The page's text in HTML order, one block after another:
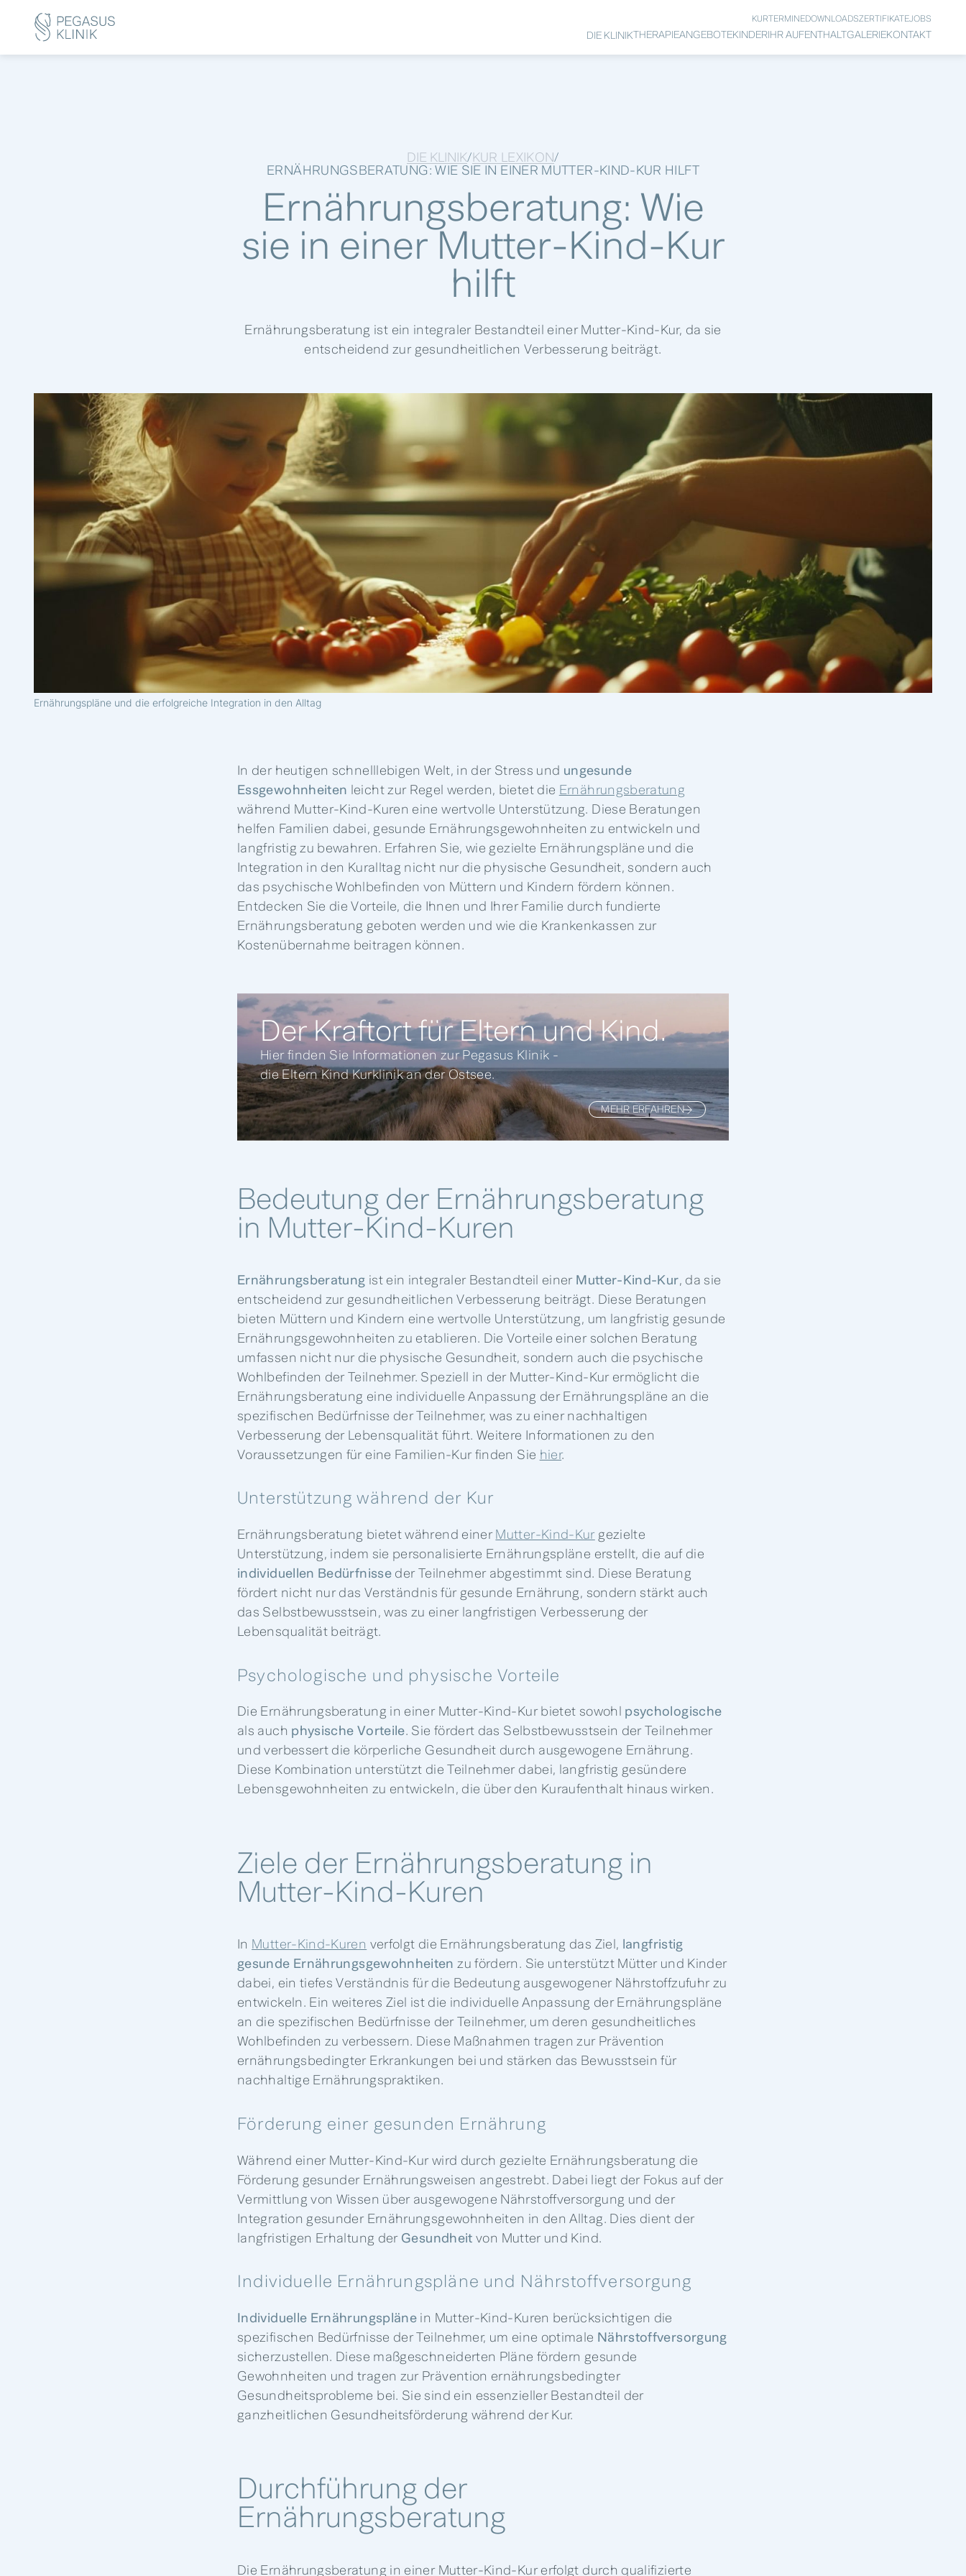
KURTERMINEDOWNLOADSZERTIFIKATEJOBS
DIE KLINIKTHERAPIEANGEBOTEKINDERIHR AUFENTHALTGALERIEKONTAKT
DIE KLINIK/KUR LEXIKON/
ERNÄHRUNGSBERATUNG: WIE SIE IN EINER MUTTER-KIND-KUR HILFT
Ernährungsberatung: Wie
sie in einer Mutter-Kind-Kur
hilft
Ernährungsberatung ist ein integraler Bestandteil einer Mutter-Kind-Kur, da sie
entscheidend zur gesundheitlichen Verbesserung beiträgt.
Ernährungspläne und die erfolgreiche Integration in den Alltag
In der heutigen schnelllebigen Welt, in der Stress und ungesunde
Essgewohnheiten leicht zur Regel werden, bietet die Ernährungsberatung
während Mutter-Kind-Kuren eine wertvolle Unterstützung. Diese Beratungen
helfen Familien dabei, gesunde Ernährungsgewohnheiten zu entwickeln und
langfristig zu bewahren. Erfahren Sie, wie gezielte Ernährungspläne und die
Integration in den Kuralltag nicht nur die physische Gesundheit, sondern auch
das psychische Wohlbefinden von Müttern und Kindern fördern können.
Entdecken Sie die Vorteile, die Ihnen und Ihrer Familie durch fundierte
Ernährungsberatung geboten werden und wie die Krankenkassen zur
Kostenübernahme beitragen können.
Der Kraftort für Eltern und Kind.
Hier finden Sie Informationen zur Pegasus Klinik -
die Eltern Kind Kurklinik an der Ostsee.
MEHR ERFAHREN
Bedeutung der Ernährungsberatung
in Mutter-Kind-Kuren
Ernährungsberatung ist ein integraler Bestandteil einer Mutter-Kind-Kur, da sie
entscheidend zur gesundheitlichen Verbesserung beiträgt. Diese Beratungen
bieten Müttern und Kindern eine wertvolle Unterstützung, um langfristig gesunde
Ernährungsgewohnheiten zu etablieren. Die Vorteile einer solchen Beratung
umfassen nicht nur die physische Gesundheit, sondern auch die psychische
Wohlbefinden der Teilnehmer. Speziell in der Mutter-Kind-Kur ermöglicht die
Ernährungsberatung eine individuelle Anpassung der Ernährungspläne an die
spezifischen Bedürfnisse der Teilnehmer, was zu einer nachhaltigen
Verbesserung der Lebensqualität führt. Weitere Informationen zu den
Voraussetzungen für eine Familien-Kur finden Sie hier.
Unterstützung während der Kur
Ernährungsberatung bietet während einerMutter-Kind-Kurgezielte
Unterstützung, indem sie personalisierte Ernährungspläne erstellt, die auf die
individuellen Bedürfnisse der Teilnehmer abgestimmt sind. Diese Beratung
fördert nicht nur das Verständnis für gesunde Ernährung, sondern stärkt auch
das Selbstbewusstsein, was zu einer langfristigen Verbesserung der
Lebensqualität beiträgt.
Psychologische und physische Vorteile
Die Ernährungsberatung in einer Mutter-Kind-Kur bietet sowohl psychologische
als auch physische Vorteile. Sie fördert das Selbstbewusstsein der Teilnehmer
und verbessert die körperliche Gesundheit durch ausgewogene Ernährung.
Diese Kombination unterstützt die Teilnehmer dabei, langfristig gesündere
Lebensgewohnheiten zu entwickeln, die über den Kuraufenthalt hinaus wirken.
Ziele der Ernährungsberatung in
Mutter-Kind-Kuren
In Mutter-Kind-Kuren verfolgt die Ernährungsberatung das Ziel, langfristig
gesunde Ernährungsgewohnheiten zu fördern. Sie unterstützt Mütter und Kinder
dabei, ein tiefes Verständnis für die Bedeutung ausgewogener Nährstoffzufuhr zu
entwickeln. Ein weiteres Ziel ist die individuelle Anpassung der Ernährungspläne
an die spezifischen Bedürfnisse der Teilnehmer, um deren gesundheitliches
Wohlbefinden zu verbessern. Diese Maßnahmen tragen zur Prävention
ernährungsbedingter Erkrankungen bei und stärken das Bewusstsein für
nachhaltige Ernährungspraktiken.
Förderung einer gesunden Ernährung
Während einer Mutter-Kind-Kur wird durch gezielte Ernährungsberatung die
Förderung gesunder Ernährungsweisen angestrebt. Dabei liegt der Fokus auf der
Vermittlung von Wissen über ausgewogene Nährstoffversorgung und der
Integration gesunder Ernährungsgewohnheiten in den Alltag. Dies dient der
langfristigen Erhaltung der Gesundheit von Mutter und Kind.
Individuelle Ernährungspläne und Nährstoffversorgung
Individuelle Ernährungspläne in Mutter-Kind-Kuren berücksichtigen die
spezifischen Bedürfnisse der Teilnehmer, um eine optimale Nährstoffversorgung
sicherzustellen. Diese maßgeschneiderten Pläne fördern gesunde
Gewohnheiten und tragen zur Prävention ernährungsbedingter
Gesundheitsprobleme bei. Sie sind ein essenzieller Bestandteil der
ganzheitlichen Gesundheitsförderung während der Kur.
Durchführung der
Ernährungsberatung
Die Ernährungsberatung in einer Mutter-Kind-Kur erfolgt durch qualifizierte